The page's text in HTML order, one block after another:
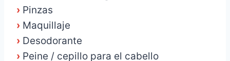
› Pinzas
› Maquillaje
› Desodorante
› Peine / cepillo para el cabello